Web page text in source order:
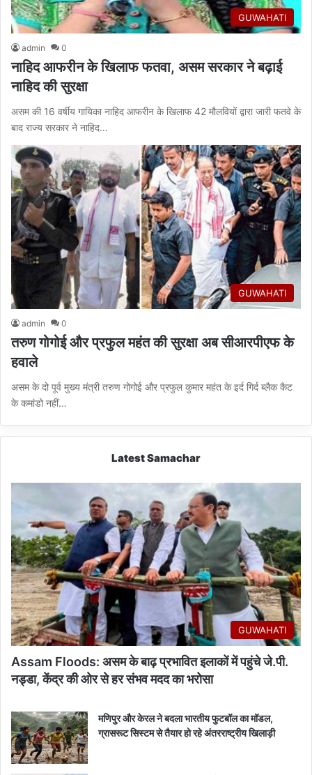
GUWAHATI
admin 0
नाहिद आफरीन के खिलाफ फतवा, असम सरकार ने बढ़ाई
नाहिद की सुरक्षा
असम की 16 वर्षीय गायिका नाहिद आफरीन के खिलाफ 42 मौलवियों द्वारा जारी फतवे के
बाद राज्य सरकार ने नाहिद…
GUWAHATI
admin 0
तरुण गोगोई और प्रफुल महंत की सुरक्षा अब सीआरपीएफ के
हवाले
असम के दो पूर्व मुख्य मंत्री तरुण गोगोई और प्रफुल कुमार महंत के इर्द गिर्द ब्लैक कैट
के कमांडो नहीं…
Latest Samachar
GUWAHATI
Assam Floods: असम के बाढ़ प्रभावित इलाकों में पहुंचे जे.पी.
नड्डा, केंद्र की ओर से हर संभव मदद का भरोसा
मणिपुर और केरल ने बदला भारतीय फुटबॉल का मॉडल,
ग्रासरूट सिस्टम से तैयार हो रहे अंतरराष्ट्रीय खिलाड़ी